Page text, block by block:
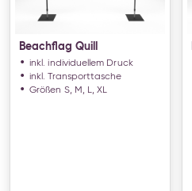
Beachflag Quill
inkl. individuellem Druck
inkl. Transporttasche
Größen S, M, L, XL